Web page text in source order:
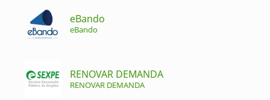
eBando
eBando
RENOVAR DEMANDA
RENOVAR DEMANDA